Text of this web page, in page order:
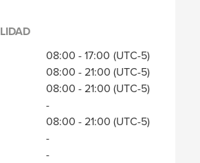
08:00 -17:00 (UTC-5)
08:00 -21:00 (UTC-5)
08:00 -21:00 (UTC-5)
-
08:00 -21:00 (UTC-5)
-
-